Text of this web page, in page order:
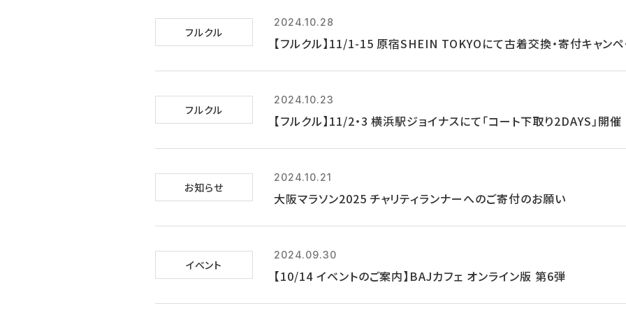
フルクル
2024.10.28
【フルクル】11/1-15 原宿SHEIN TOKYOにて古着交換・寄付キャン
フルクル
2024.10.23
【フルクル】11/2・3 横浜駅ジョイナスにて「コート下取り2DAYS」開催
お知らせ
2024.10.21
大阪マラソン2025 チャリティランナーへのご寄付のお願い
イベント
2024.09.30
【10/14 イベントのご案内】BAJカフェ オンライン版 第6弾